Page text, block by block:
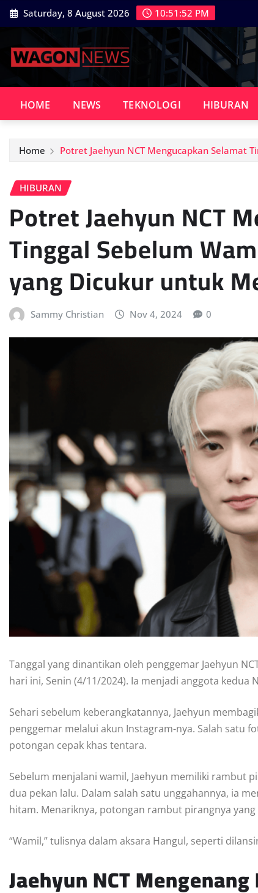
Skip
to
Saturday, 8 August 2026 10:51:54 PM
HOME NEWS TEKNOLOGI HIBURAN
Home Potret Jaehyun NCT Mengucapkan Selamat
HIBURAN
Potret Jaehyun NCT
Tinggal Sebelum
yang Dicukur untuk
Sammy Christian Nov 4, 2024 0
Tanggal yang dinantikan oleh penggemar Jaehyun
hari ini, Senin (4/11/2024). Ia menjadi anggota kedua
Sehari sebelum keberangkatannya, Jaehyun
penggemar melalui akun Instagram-nya. Salah satu
potongan cepak khas tentara.
Sebelum menjalani wamil, Jaehyun memiliki rambut
dua pekan lalu. Dalam salah satu unggahannya, ia
hitam. Menariknya, potongan rambut pirangnya
“Wamil,” tulisnya dalam aksara Hangul, seperti
Jaehyun NCT